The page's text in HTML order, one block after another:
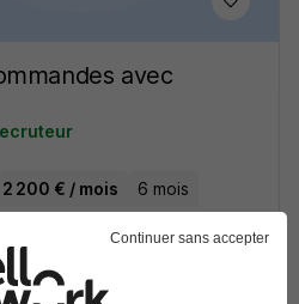
avec
2 200 € / mois 6 mois
Continuer sans accepter